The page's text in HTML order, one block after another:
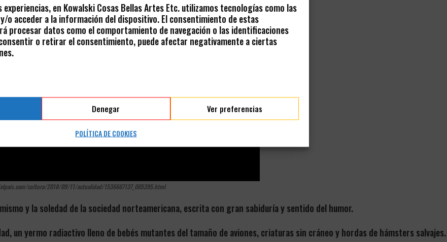
en Kowalski Cosas Bellas Artes Etc. utilizamos tecnologías como las
o acceder a la información del dispositivo. El consentimiento de estas
procesar datos como el comportamiento de navegación o las identificaciones
o retirar el consentimiento, puede afectar negativamente a ciertas
Denegar Ver preferencias
POLÍTICA DE COOKIES
cultura/2018/09/11/actualidad/1536667137_005395.html
y la soledad de la sociedad norteamericana, escrita con gran sabiduría y sentido del humor.
un yermo radiactivo lleno de bebés mutantes del tamaño de aviones, criaturas sin cráneo y hordas de hámsters salvajes.